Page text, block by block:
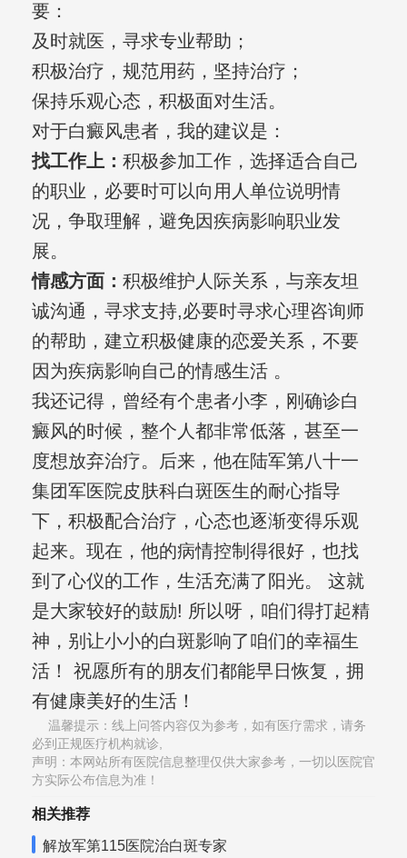
要：
及时就医，寻求专业帮助；
积极治疗，规范用药，坚持治疗；
保持乐观心态，积极面对生活。
对于白癜风患者，我的建议是：
找工作上： 积极参加工作，选择适合自己
的职业，必要时可以向用人单位说明情
况，争取理解，避免因疾病影响职业发
展。
情感方面： 积极维护人际关系，与亲友坦
诚沟通，寻求支持,必要时寻求心理咨询师
的帮助，建立积极健康的恋爱关系，不要
因为疾病影响自己的情感生活 。
我还记得，曾经有个患者小李，刚确诊白
癜风的时候，整个人都非常低落，甚至一
度想放弃治疗。后来，他在陆军第八十一
集团军医院皮肤科白斑医生的耐心指导
下，积极配合治疗，心态也逐渐变得乐观
起来。现在，他的病情控制得很好，也找
到了心仪的工作，生活充满了阳光。 这就
是大家较好的鼓励! 所以呀，咱们得打起精
神，别让小小的白斑影响了咱们的幸福生
活！ 祝愿所有的朋友们都能早日恢复，拥
有健康美好的生活！
温馨提示：线上问答内容仅为参考，如有医疗需求，请务
必到正规医疗机构就诊,
声明：本网站所有医院信息整理仅供大家参考，一切以医院官
方实际公布信息为准！
相关推荐
解放军第115医院治白斑专家